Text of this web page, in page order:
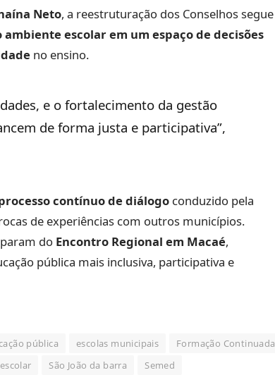
Neto, a reestruturação dos Conselhos segue
escolar em um espaço de decisões
no ensino.
e o fortalecimento da gestão
de forma justa e participativa”,
contínuo de diálogo conduzido pela
de experiências com outros municípios.
do Encontro Regional em Macaé,
pública mais inclusiva, participativa e
pública escolas municipais
Formação Continuada
São João da barra Semed